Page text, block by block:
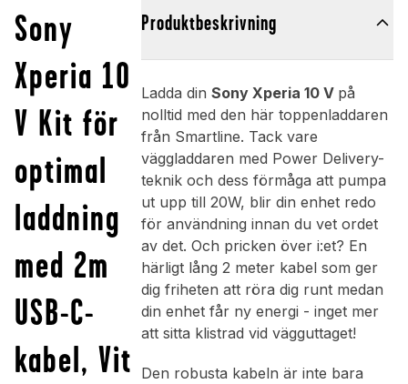
Sony
Xperia 10
V Kit för
optimal
laddning
med 2m
USB-C-
kabel, Vit
Produktbeskrivning
Ladda din Sony Xperia 10 V på
nolltid med den här toppenladdaren
från Smartline. Tack vare
väggladdaren med Power Delivery-
teknik och dess förmåga att pumpa
ut upp till 20W, blir din enhet redo
för användning innan du vet ordet
av det. Och pricken över i:et? En
härligt lång 2 meter kabel som ger
dig friheten att röra dig runt medan
din enhet får ny energi - inget mer
att sitta klistrad vid vägguttaget!
Den robusta kabeln är inte bara